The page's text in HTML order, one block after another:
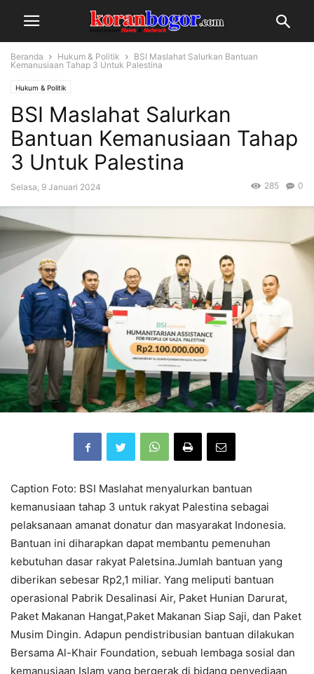
Beranda Hukum & Politik
BSI Maslahat Salurkan Bantuan
Kemanusiaan Tahap 3 Untuk Palestina
Hukum & Politik
BSI Maslahat Salurkan
Bantuan Kemanusiaan Tahap
3 Untuk Palestina
Selasa, 9 Januari 2024 0
285
Caption Foto: BSI Maslahat menyalurkan bantuan
kemanusiaan tahap 3 untuk rakyat Palestina sebagai
pelaksanaan amanat donatur dan masyarakat Indonesia.
Bantuan ini diharapkan dapat membantu pemenuhan
kebutuhan dasar rakyat Paletsina.Jumlah bantuan yang
diberikan sebesar Rp2,1 miliar. Yang meliputi bantuan
operasional Pabrik Desalinasi Air, Paket Hunian Darurat,
Paket Makanan Hangat,Paket Makanan Siap Saji, dan Paket
Musim Dingin. Adapun pendistribusian bantuan dilakukan
Bersama Al-Khair Foundation, sebuah lembaga sosial dan
kemanusiaan Islam yang bergerak di bidang penyediaan